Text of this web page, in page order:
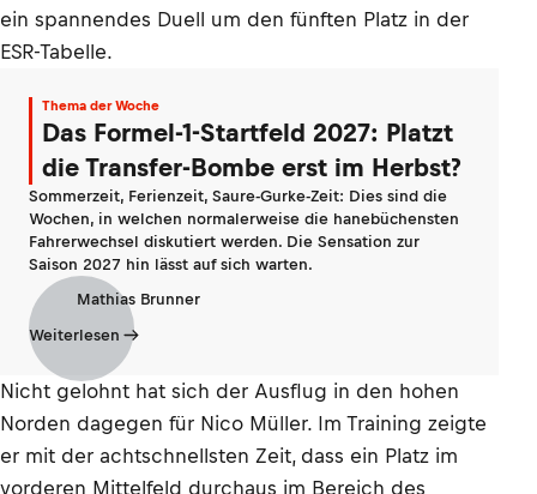
ein spannendes Duell um den fünften Platz in der
ESR-Tabelle.
Thema der Woche
Das Formel-1-Startfeld 2027: Platzt
die Transfer-Bombe erst im Herbst?
Sommerzeit, Ferienzeit, Saure-Gurke-Zeit: Dies sind die
Wochen, in welchen normalerweise die hanebüchensten
Fahrerwechsel diskutiert werden. Die Sensation zur
Saison 2027 hin lässt auf sich warten.
Mathias Brunner
Weiterlesen
Nicht gelohnt hat sich der Ausflug in den hohen
Norden dagegen für Nico Müller. Im Training zeigte
er mit der achtschnellsten Zeit, dass ein Platz im
vorderen Mittelfeld durchaus im Bereich des